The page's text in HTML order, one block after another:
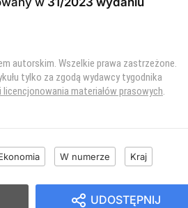
autorskim. Wszelkie prawa zastrzeżone.
tylko za zgodą wydawcy tygodnika
licencjonowania materiałów prasowych.
W numerze Kraj
UDOSTĘPNIJ